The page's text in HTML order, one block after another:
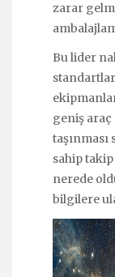
zarar
Bu lider
geniş araç
taşınması
sahip takip
nerede
bilgilere